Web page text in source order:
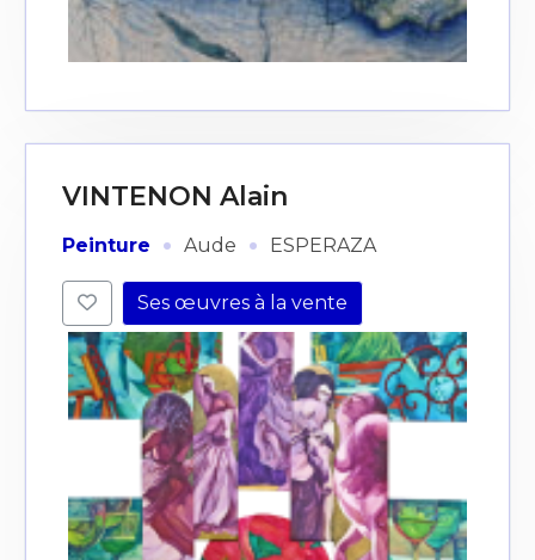
J'accepte lestermes et conditions
VINTENON Alain
Peinture · Aude · ESPERAZA
Ses œuvres à la vente